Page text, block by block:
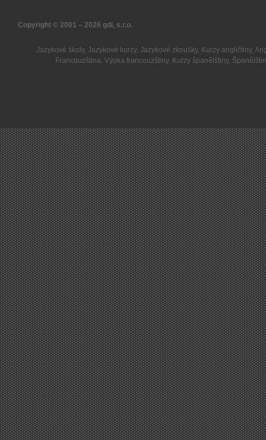
Copyright © 2001 – 2026 gdi, s.r.o.
Jazykové školy, Jazykové kurzy, Jazykové zkoušky, Kurzy angličtiny,
Francouzština,Výuka francouzštiny, Kurzy španělštiny,